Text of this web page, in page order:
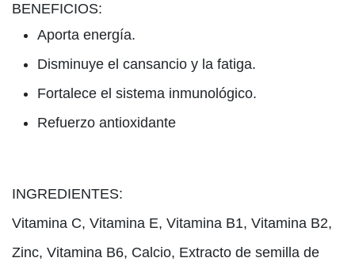
BENEFICIOS:
Aporta energía.
Disminuye el cansancio y la fatiga.
Fortalece el sistema inmunológico.
Refuerzo antioxidante
INGREDIENTES:
Vitamina C, Vitamina E, Vitamina B1, Vitamina B2,
Zinc, Vitamina B6, Calcio, Extracto de semilla de